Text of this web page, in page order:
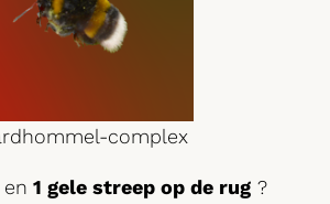
complex
1 gele streep op de rug?